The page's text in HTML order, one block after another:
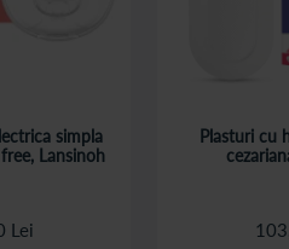
simpla
Lansinoh
Lei
Plasturi cu